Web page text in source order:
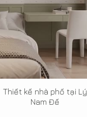
Thiết kế nhà phố tại Lý
Nam Đế